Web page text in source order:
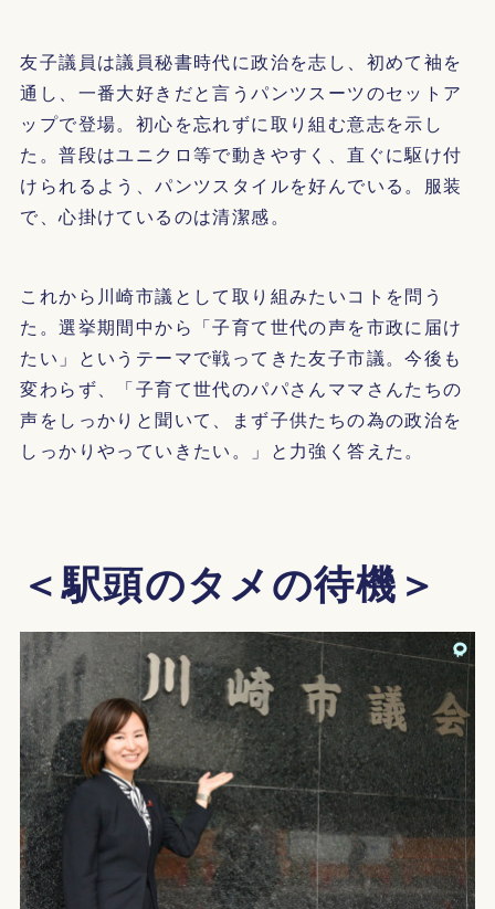
友子議員は議員秘書時代に政治を志し、初めて袖を
通し、一番大好きだと言うパンツスーツのセットア
ップで登場。初心を忘れずに取り組む意志を示し
た。普段はユニクロ等で動きやすく、直ぐに駆け付
けられるよう、パンツスタイルを好んでいる。服装
で、心掛けているのは清潔感。
これから川崎市議として取り組みたいコトを問う
た。選挙期間中から「子育て世代の声を市政に届け
たい」というテーマで戦ってきた友子市議。今後も
変わらず、「子育て世代のパパさんママさんたちの
声をしっかりと聞いて、まず子供たちの為の政治を
しっかりやっていきたい。」と力強く答えた。
＜駅頭のタメの待機＞